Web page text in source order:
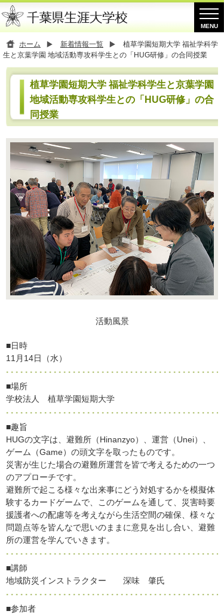
ホーム 新着情報一覧
植草学園短期大学 福祉学科学
生と京葉学園 地域活動専攻科学生との「HUG研修」の合同授業
植草学園短期大学 福祉学科学生と京葉学園
地域活動専攻科学生との「HUG研修」の合
同授業
活動風景
■日時
11月14日（水）
■場所
学校法人 植草学園短期大学
■趣旨
HUGの文字は、避難所（Hinanzyo）、運営（Unei）、
ゲーム（Game）の頭文字を取ったものです。
災害が生じた場合の避難所運営を皆で考えるための一つ
のアプローチです。
避難所で起こる様々な出来事にどう対処するかを模擬体
験するカードゲームで、このゲームを通して、災害時要
援護者への配慮等を考えながら生活空間の確保、様々な
問題点等を皆んなで思いのままに意見を出し合い、避難
所の運営を学んでいきます。
■講師
地域防災インストラクター 深味 肇氏
■参加者